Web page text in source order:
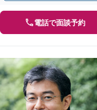
電話で面談予約